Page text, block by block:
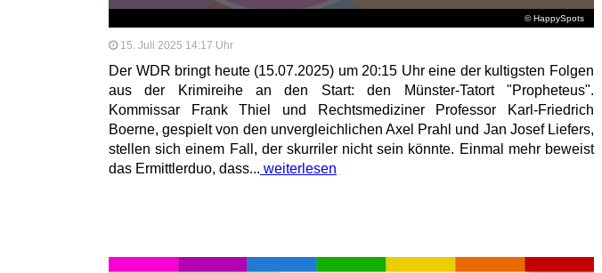
© HappySpots
15. Juli 2025 14:17 Uhr
Der WDR bringt heute (15.07.2025) um 20:15 Uhr eine der kultigsten Folgen
aus der Krimireihe an den Start: den Münster-Tatort "Propheteus".
Kommissar Frank Thiel und Rechtsmediziner Professor Karl-Friedrich
Boerne, gespielt von den unvergleichlichen Axel Prahl und Jan Josef Liefers,
stellen sich einem Fall, der skurriler nicht sein könnte. Einmal mehr beweist
das Ermittlerduo, dass... weiterlesen